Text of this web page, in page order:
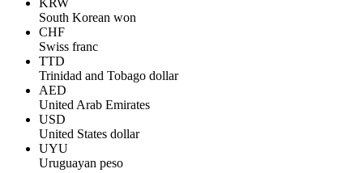
KRW
South Korean won
CHF
Swiss franc
TTD
Trinidad and Tobago dollar
AED
United Arab Emirates
USD
United States dollar
UYU
Uruguayan peso